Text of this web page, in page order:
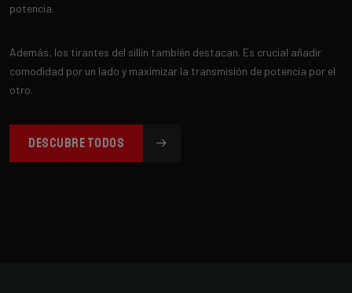
potencia.
Además, los tirantes del sillín también destacan. Es crucial añadir
comodidad por un lado y maximizar la transmisión de potencia por el
otro.
DESCUBRE TODOS